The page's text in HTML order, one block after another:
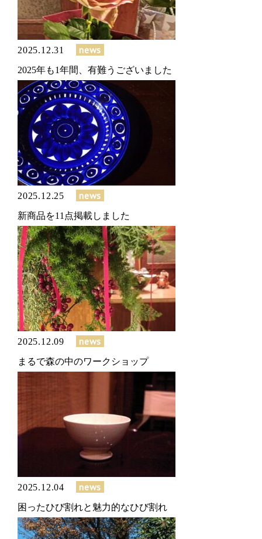
2025.12.31 news
2025年も1年間、有難うございました
2025.12.25 news
新商品を11点掲載しました
2025.12.09 news
まるで森の中のワークショップ
2025.12.04 news
困ったひび割れと魅力的なひび割れ